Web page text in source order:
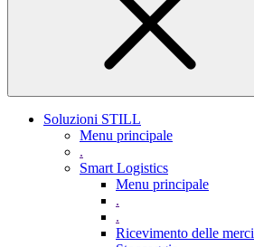
Soluzioni STILL
Menu principale
.
Smart Logistics
Menu principale
.
.
Ricevimento delle merci